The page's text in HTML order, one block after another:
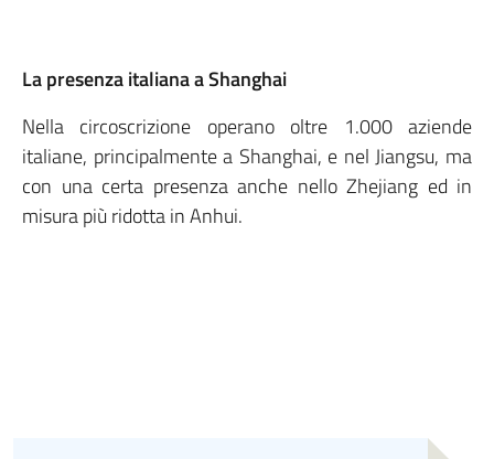
La presenza italiana a Shanghai
Nella circoscrizione operano oltre 1.000 aziende
italiane, principalmente a Shanghai, e nel Jiangsu, ma
con una certa presenza anche nello Zhejiang ed in
misura più ridotta in Anhui.